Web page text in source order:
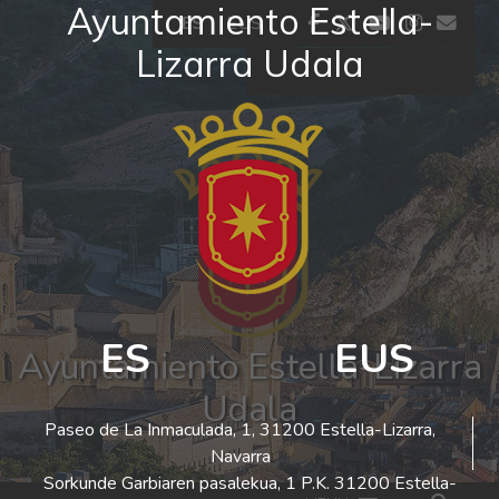
Ayuntamiento Estella-
Lizarra Udala
ES EUS
Paseo de La Inmaculada, 1, 31200 Estella-Lizarra,
Navarra
Sorkunde Garbiaren pasalekua, 1 P.K. 31200 Estella-
Ir al contenido ES EUS facebook
twitter
youtube
El tiempo - Tutiempo.net
Ayuntamiento Estella-Lizarra
Udala